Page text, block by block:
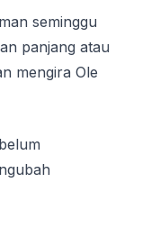
seminggu
panjang atau
mengira Ole